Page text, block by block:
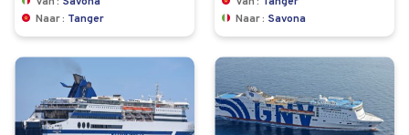
Naar
Tanger
Naar
Savona